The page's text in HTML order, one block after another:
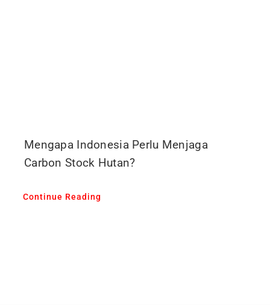
Mengapa Indonesia Perlu Menjaga
Carbon Stock Hutan?
Continue Reading